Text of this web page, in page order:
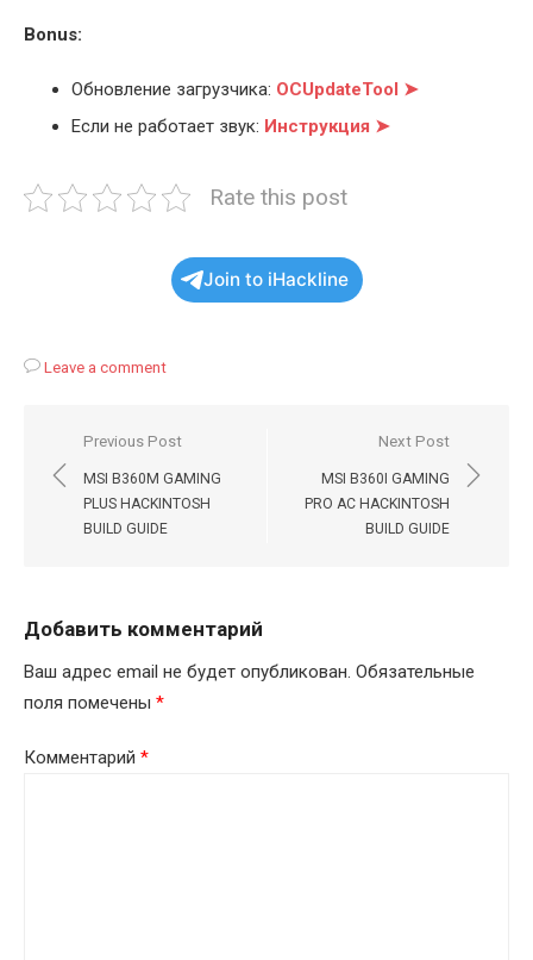
Bonus:
Обновление загрузчика: OCUpdateTool ➤
Если не работает звук: Инструкция ➤
Rate this post
Join to iHackline
Leave a comment
Навигация
по
записям
Previous Post
MSI B360M GAMING
PLUS HACKINTOSH
BUILD GUIDE
Next Post
MSI B360I GAMING
PRO AC HACKINTOSH
BUILD GUIDE
Добавить комментарий
Ваш адрес email не будет опубликован. Обязательные
поля помечены *
Комментарий *